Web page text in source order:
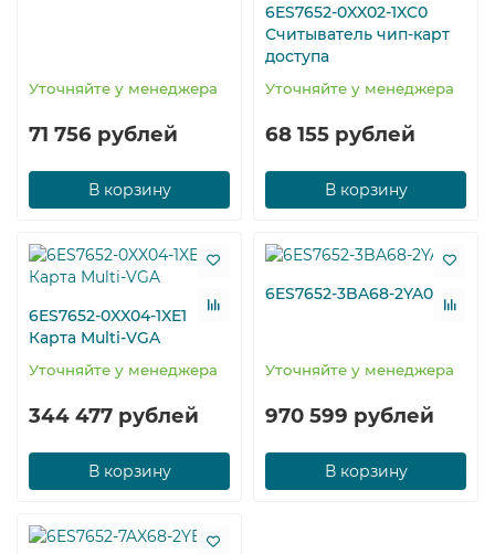
Уточняйте у менеджера
71 756 рублей
В корзину
6ES7652-0XX02-1XC0
Считыватель чип-карт
доступа
Уточняйте у менеджера
68 155 рублей
В корзину
6ES7652-0XX04-1XE1
Карта Multi-VGA
Уточняйте у менеджера
344 477 рублей
В корзину
6ES7652-3BA68-2YA0
Уточняйте у менеджера
970 599 рублей
В корзину